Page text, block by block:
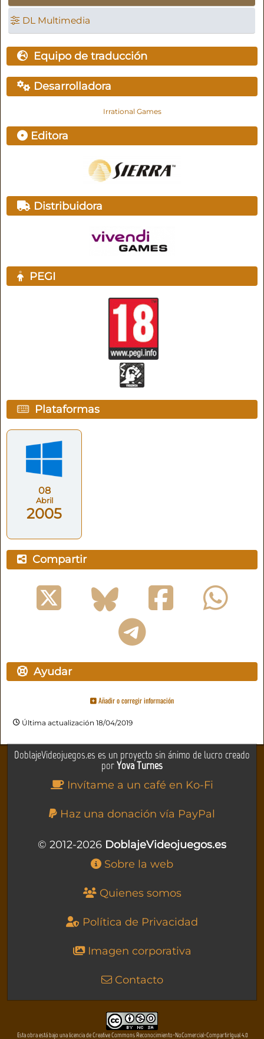
DL Multimedia
Equipo de traducción
Desarrolladora
Irrational Games
Editora
Distribuidora
PEGI
Plataformas
08
Abril
2005
Compartir
Ayudar
Añadir o corregir información
Última actualización 18/04/2019
DoblajeVideojuegos.es es un proyecto sin ánimo de lucro creado
porYova Turnes
Invítame a un café en Ko-Fi
Haz una donación vía PayPal
© 2012-2026 DoblajeVideojuegos.es
Sobre la web
Quienes somos
Política de Privacidad
Imagen corporativa
Contacto
Esta obra está bajo una licencia de Creative Commons Reconocimiento-NoComercial-CompartirIgual 4.0